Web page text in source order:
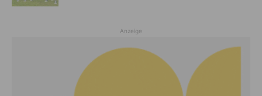
Anzeige